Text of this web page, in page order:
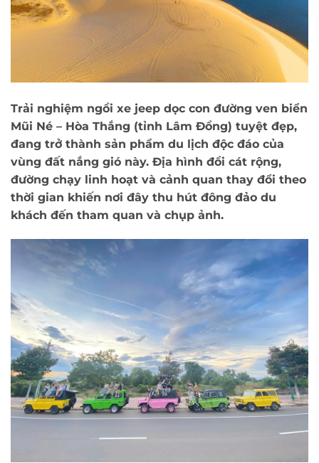
Trải nghiệm ngồi xe jeep dọc con đường ven biển
Mũi Né – Hòa Thắng (tỉnh Lâm Đồng) tuyệt đẹp,
đang trở thành sản phẩm du lịch độc đáo của
vùng đất nắng gió này. Địa hình đồi cát rộng,
đường chạy linh hoạt và cảnh quan thay đổi theo
thời gian khiến nơi đây thu hút đông đảo du
khách đến tham quan và chụp ảnh.